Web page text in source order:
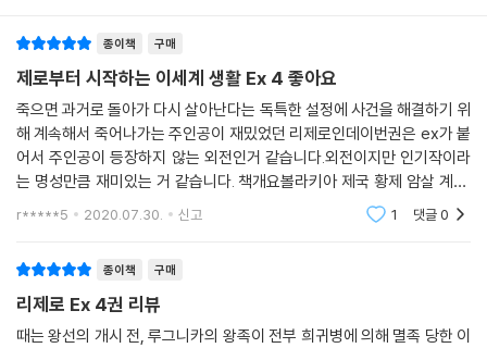
종이책 구매
제로부터 시작하는 이세계 생활 Ex 4 좋아요
죽으면 과거로 돌아가 다시 살아난다는 독특한 설정에 사건을 해결하기 위
해 계속해서 죽어나가는 주인공이 재밌었던 리제로인데이번권은 ex가 붙
어서 주인공이 등장하지 않는 외전인거 같습니다.외전이지만 인기작이라
는 명성만큼 재미있는 거 같습니다. 책개요볼라키아 제국 황제 암살 계획.
범인은…… 라인하르트?!이것은 루그니카 왕국의 미래를 판가름할 『왕선』
r*****5 2020.07.30. 신고 1 댓글0
종이책 구매
리제로 Ex 4권 리뷰
때는 왕선의 개시 전, 루그니카의 왕족이 전부 희귀병에 의해 멸족 당한 이